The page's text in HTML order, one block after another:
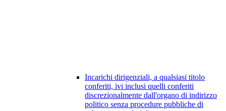
Incarichi dirigenziali, a qualsiasi titolo
conferiti, ivi inclusi quelli conferiti
discrezionalmente dall'organo di indirizzo
politico senza procedure pubbliche di